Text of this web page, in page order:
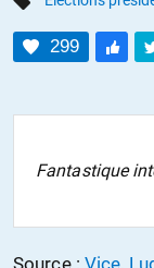
299
Fantastique